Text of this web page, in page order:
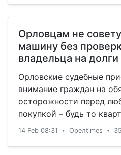
Орловцам не
машину без
владельца на долги
Орловские судебные
внимание граждан на
осторожности перед
покупкой – будь то
или машина. Подробнее
14 Feb 08:31 • Орелtimes •